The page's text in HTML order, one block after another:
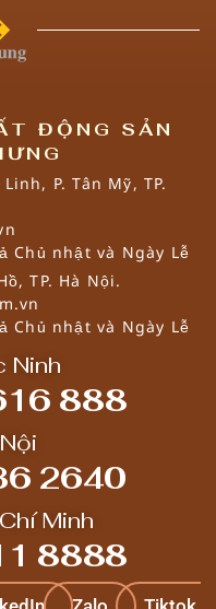
ĐỘNG SẢN
P. Tân Mỹ, TP.
Chủ nhật và Ngày Lễ
TP. Hà Nội.
Chủ nhật và Ngày Lễ
Ninh
888
2640
Minh
8888